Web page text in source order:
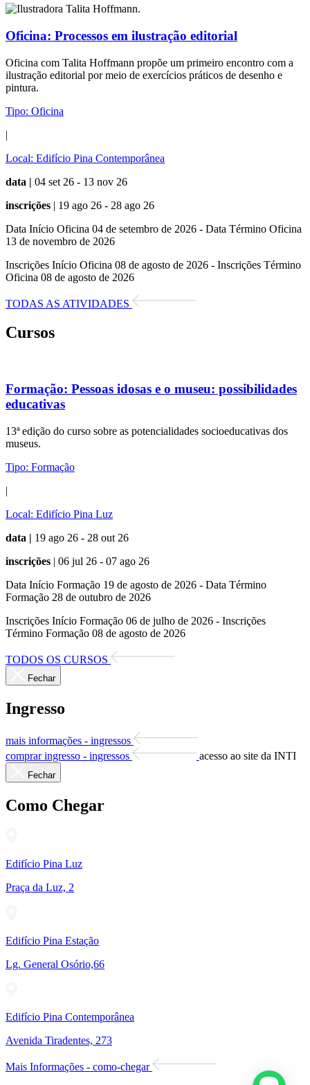
Oficina: Processos em ilustração editorial
Oficina com Talita Hoffmann propõe um primeiro encontro com a
ilustração editorial por meio de exercícios práticos de desenho e
pintura.
Tipo: Oficina
|
Local: Edifício Pina Contemporânea
data | 04 set 26 - 13 nov 26
inscrições | 19 ago 26 - 28 ago 26
Data Início Oficina 04 de setembro de 2026 - Data Término Oficina
13 de novembro de 2026
Inscrições Início Oficina 08 de agosto de 2026 - Inscrições Término
Oficina 08 de agosto de 2026
TODAS AS ATIVIDADES
Cursos
Formação: Pessoas idosas e o museu: possibilidades
educativas
13ª edição do curso sobre as potencialidades socioeducativas dos
museus.
Tipo: Formação
|
Local: Edifício Pina Luz
data | 19 ago 26 - 28 out 26
inscrições | 06 jul 26 - 07 ago 26
Data Início Formação 19 de agosto de 2026 - Data Término
Formação 28 de outubro de 2026
Inscrições Início Formação 06 de julho de 2026 - Inscrições
Término Formação 08 de agosto de 2026
TODOS OS CURSOS
Fechar
Ingresso
mais informações - ingressos
comprar ingresso - ingressos
acesso ao site da INTI
Fechar
Como Chegar
Edifício Pina Luz
Praça da Luz, 2
Edifício Pina Estação
Lg. General Osório,66
Edifício Pina Contemporânea
Avenida Tiradentes, 273
Mais Informações - como-chegar